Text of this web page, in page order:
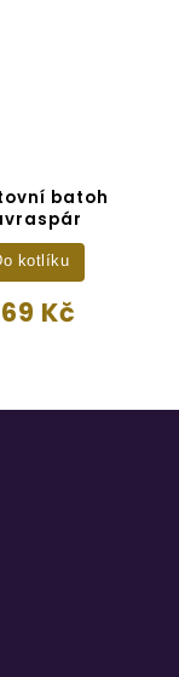
batoh
Kč
kotlíku